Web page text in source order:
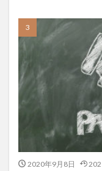
2020年9月8日